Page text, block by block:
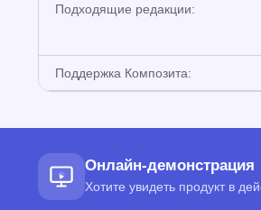
Подходящие редакции:
Поддержка Композита:
Онлайн-демонстрация
Хотите увидеть продукт в